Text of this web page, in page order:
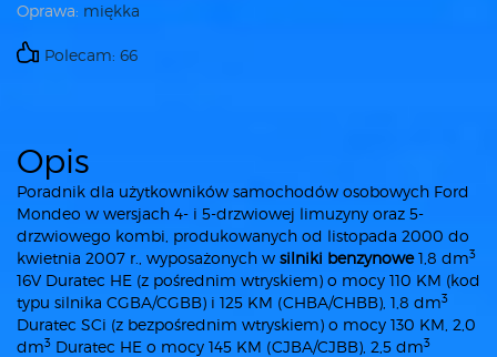
Oprawa: miękka
Polecam: 66
Opis
Poradnik dla użytkowników samochodów osobowych Ford
Mondeo w wersjach 4- i 5-drzwiowej limuzyny oraz 5-
drzwiowego kombi, produkowanych od listopada 2000 do
kwietnia 2007 r., wyposażonych w silniki benzynowe1,8 dm3
16V Duratec HE (z pośrednim wtryskiem) o mocy 110 KM (kod
typu silnika CGBA/CGBB) i 125 KM (CHBA/CHBB), 1,8 dm3
Duratec SCi (z bezpośrednim wtryskiem) o mocy 130 KM, 2,0
dm3 Duratec HE o mocy 145 KM (CJBA/CJBB), 2,5 dm3